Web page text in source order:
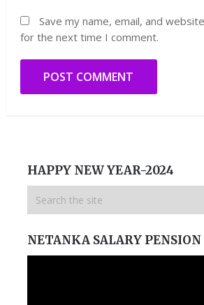
Save my name, email, and
for the next time I comment.
HAPPY NEW YEAR-2024
NETANKA SALARY PENSION